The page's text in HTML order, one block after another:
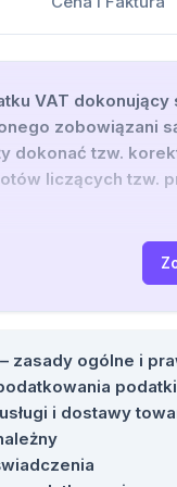
VAT
zobowiązani
dokonać tzw.
liczących tzw.
sposobów
rocznych z
w jaki
oraz liczyli
także inne
zadawania pytań
zasady ogólne i
i dostawy